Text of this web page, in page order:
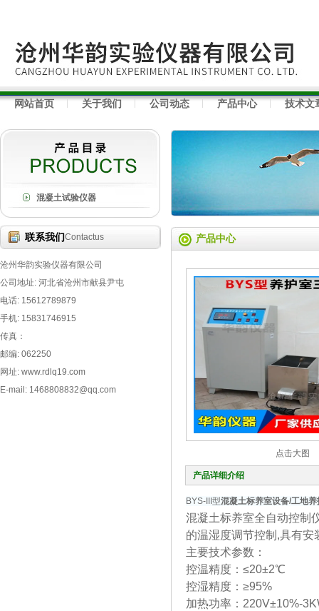
网站首页 关于我们 公司动态 产品中心 技术文
混凝土试验仪器
联系我们Contactus
沧州华韵实验仪器有限公司
公司地址: 河北省沧州市献县尹屯
电话: 15612789879
手机: 15831746915
传真：
邮编: 062250
网址: www.rdlq19.com
E-mail: 1468808832@qq.com
产品中心
点击大图
产品详细介绍
BYS-III型混凝土标养室设备/工地
混凝土标养室全自动控制
的温湿度调节控制,具有
主要技术参数：
控温精度：≤20±2℃
控湿精度：≥95%
加热功率：220V±10%-